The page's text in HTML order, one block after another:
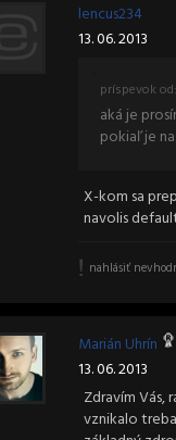
lencus234
13. 06. 2013
príspevok
aká je
pokiaľ je
X-kom sa
navolis
nahlásiť
Marián Uhrín
13. 06. 2013
Zdravím Vás,
vznikalo